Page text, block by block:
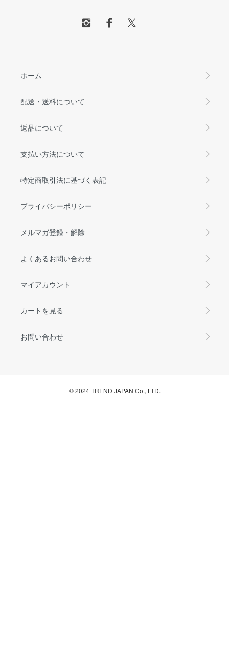
ホーム
配送・送料について
返品について
支払い方法について
特定商取引法に基づく表記
プライバシーポリシー
メルマガ登録・解除
よくあるお問い合わせ
マイアカウント
カートを見る
お問い合わせ
© 2024 TREND JAPAN Co., LTD.